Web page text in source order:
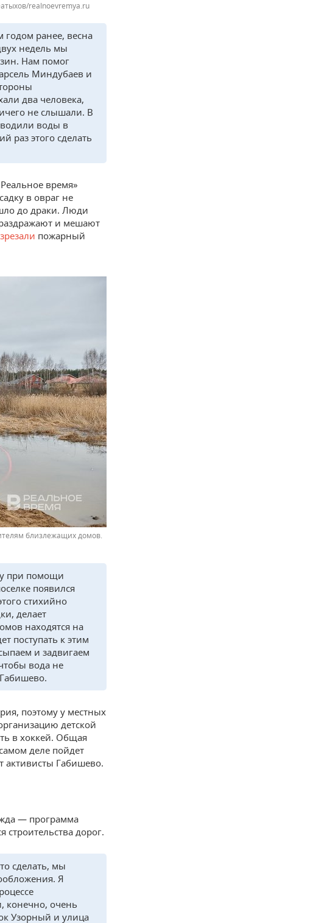
realnoevremya.ru
ранее, весна
недель мы
Нам помог
Миндубаев и
два человека,
не слышали. В
воды в
раз этого сделать
время»
в овраг не
до драки. Люди
и мешают
пожарный
близлежащих домов.
при помощи
появился
стихийно
делает
находятся на
поступать к этим
и задвигаем
вода не
поэтому у местных
детской
в хоккей. Общая
деле пойдет
активисты Габишево.
— программа
дорог.
сделать, мы
Я
конечно, очень
Узорный и улица